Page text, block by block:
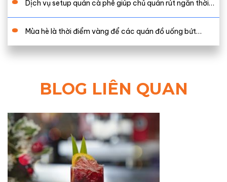
Dịch vụ setup quán cà phê giúp chủ quán rút ngắn thời…
Mùa hè là thời điểm vàng để các quán đồ uống bứt…
BLOG LIÊN QUAN